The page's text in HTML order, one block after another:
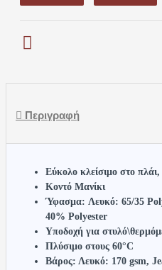
Περιγραφή
Εύκολο κλείσιμο στο
Κοντό Μανίκι
Ύφασμα: Λευκό: 65/35
40% Polyester
Υποδοχή για
Πλύσιμο στους 60°C
Βάρος: Λευκό: 170 gsm,